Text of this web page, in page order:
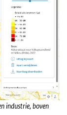
industrie, boven